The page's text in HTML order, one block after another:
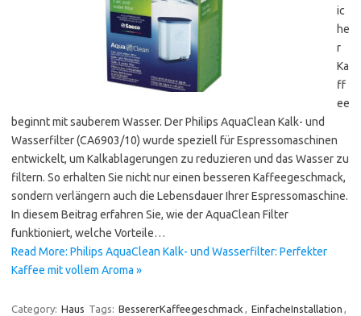
ic
he
r
Ka
ff
ee
beginnt mit sauberem Wasser. Der Philips AquaClean Kalk- und
Wasserfilter (CA6903/10) wurde speziell für Espressomaschinen
entwickelt, um Kalkablagerungen zu reduzieren und das Wasser zu
filtern. So erhalten Sie nicht nur einen besseren Kaffeegeschmack,
sondern verlängern auch die Lebensdauer Ihrer Espressomaschine.
In diesem Beitrag erfahren Sie, wie der AquaClean Filter
funktioniert, welche Vorteile…
Read More: Philips AquaClean Kalk- und Wasserfilter: Perfekter
Kaffee mit vollem Aroma »
Category: Haus Tags: BessererKaffeegeschmack , EinfacheInstallation ,